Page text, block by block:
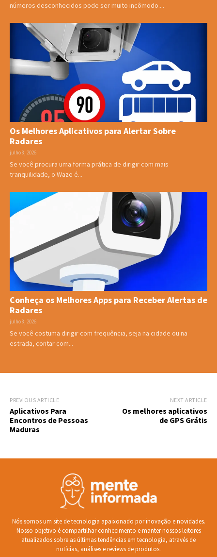
números desconhecidos pode ser muito incômodo....
Os Melhores Aplicativos para Alertar Sobre
Radares
julho 8, 2026
Se você procura uma forma prática de dirigir com mais
tranquilidade, o Waze é...
Conheça os Melhores Apps para Receber Alertas de
Radares
julho 8, 2026
Se você costuma dirigir com frequência, seja na cidade ou na
estrada, contar com...
PREVIOUS ARTICLE
Aplicativos Para
Encontros de Pessoas
Maduras
NEXT ARTICLE
Os melhores aplicativos
de GPS Grátis
Nós somos um site de tecnologia apaixonado por inovação e novidades.
Nosso objetivo é compartilhar conhecimento e manter nossos leitores
atualizados sobre as últimas tendências em tecnologia, através de
notícias, análises e reviews de produtos.